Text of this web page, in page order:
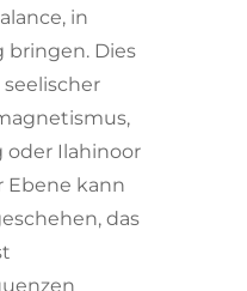
in
bringen. Dies
Ilahinoor
Ebene kann
das